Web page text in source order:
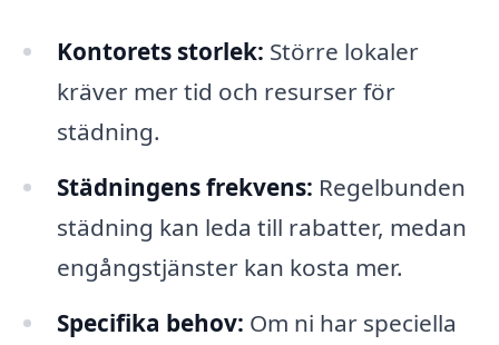
Kontorets storlek: Större lokaler
kräver mer tid och resurser för
städning.
Städningens frekvens: Regelbunden
städning kan leda till rabatter, medan
engångstjänster kan kosta mer.
Specifika behov: Om ni har speciella